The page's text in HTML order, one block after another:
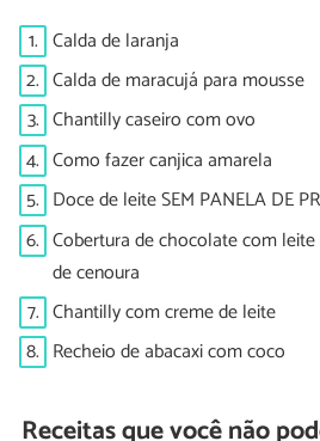
1. Calda de laranja
2. Calda de maracujá para mousse
3. Chantilly caseiro com ovo
4. Como fazer canjica amarela
5. Doce de leite SEM PANELA DE
6. Cobertura de chocolate com
de cenoura
7. Chantilly com creme de leite
8. Recheio de abacaxi com coco
Receitas que você não